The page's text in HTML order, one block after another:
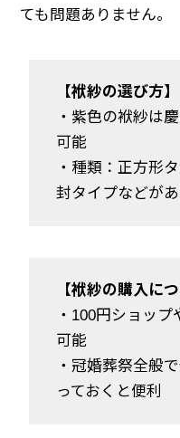
ても問題ありません。
【袱紗の選び方】
・紫色の袱紗は
可能
・種類：正方形
封タイプなどが
【袱紗の購入につ
・100円ショッ
可能
・冠婚葬祭全般
っておくと便利